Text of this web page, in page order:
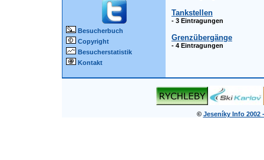
Besucherbuch
Copyright
Besucherstatistik
Kontakt
Tankstellen
- 3 Eintragungen
Grenzübergänge
- 4 Eintragungen
© Jeseníky Info 2002